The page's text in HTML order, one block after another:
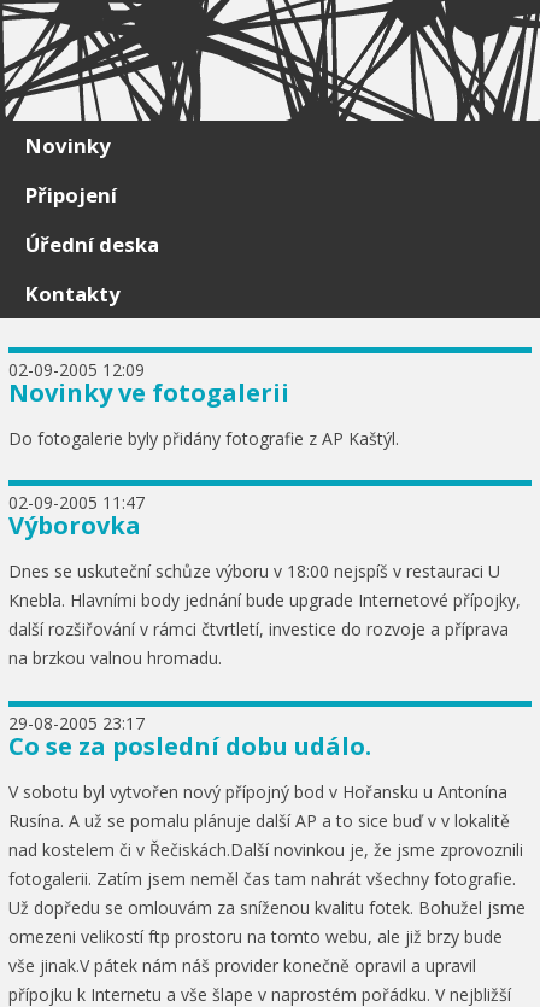
Skip to content
Novinky
Připojení
Úřední deska
Kontakty
02-09-2005 12:09
Novinky ve fotogalerii
Do fotogalerie byly přidány fotografie z AP Kaštýl.
02-09-2005 11:47
Výborovka
Dnes se uskuteční schůze výboru v 18:00 nejspíš v restauraci U
Knebla. Hlavními body jednání bude upgrade Internetové přípojky,
další rozšiřování v rámci čtvrtletí, investice do rozvoje a příprava
na brzkou valnou hromadu.
29-08-2005 23:17
Co se za poslední dobu událo.
V sobotu byl vytvořen nový přípojný bod v Hořansku u Antonína
Rusína. A už se pomalu plánuje další AP a to sice buď v v lokalitě
nad kostelem či v Řečiskách.Další novinkou je, že jsme zprovoznili
fotogalerii. Zatím jsem neměl čas tam nahrát všechny fotografie.
Už dopředu se omlouvám za sníženou kvalitu fotek. Bohužel jsme
omezeni velikostí ftp prostoru na tomto webu, ale již brzy bude
vše jinak.V pátek nám náš provider konečně opravil a upravil
přípojku k Internetu a vše šlape v naprostém pořádku. V nejbližší